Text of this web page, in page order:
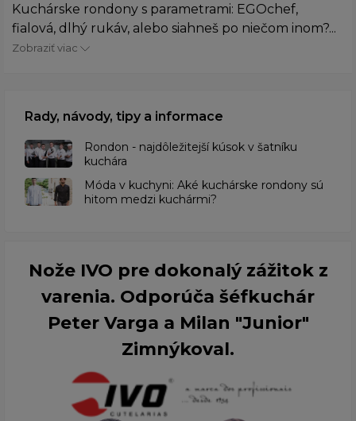
Kuchárske rondony s parametrami: EGOchef,
fialová, dlhý rukáv, alebo siahneš po niečom inom?...
Zobraziť viac
Rady, návody, tipy a informace
Rondon - najdôležitejší kúsok v šatníku
kuchára
​Móda v kuchyni: Aké kuchárske rondony sú
hitom medzi kuchármi?
Nože IVO pre dokonalý zážitok z
varenia. Odporúča šéfkuchár
Peter Varga a Milan "Junior"
Zimnýkoval.